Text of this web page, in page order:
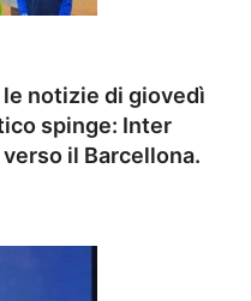
notizie di giovedì
spinge: Inter
il Barcellona.